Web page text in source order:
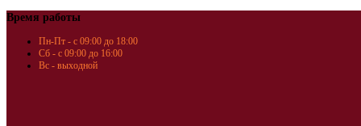
Время работы
Пн-Пт - с 09:00 до 18:00
Сб - с 09:00 до 16:00
Вс - выходной